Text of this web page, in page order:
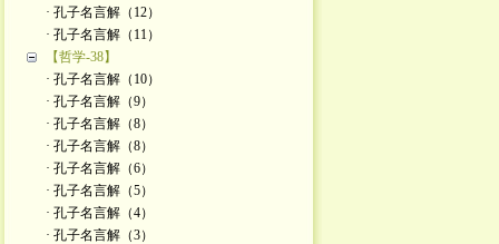
· 孔子名言解（12）
· 孔子名言解（11）
【哲学-38】
· 孔子名言解（10）
· 孔子名言解（9）
· 孔子名言解（8）
· 孔子名言解（8）
· 孔子名言解（6）
· 孔子名言解（5）
· 孔子名言解（4）
· 孔子名言解（3）